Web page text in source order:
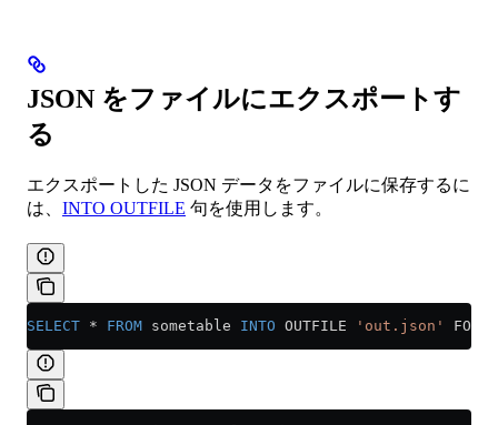
JSON をファイルにエクスポートす
る
エクスポートした JSON データをファイルに保存するに
は、 INTO OUTFILE 句を使用します。
SELECT * FROM sometable INTO OUTFILE 'out.json'